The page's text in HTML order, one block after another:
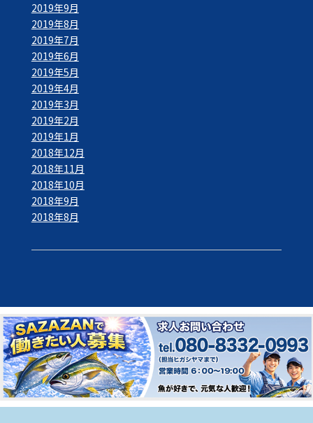
2019年9月
2019年8月
2019年7月
2019年6月
2019年5月
2019年4月
2019年3月
2019年2月
2019年1月
2018年12月
2018年11月
2018年10月
2018年9月
2018年8月